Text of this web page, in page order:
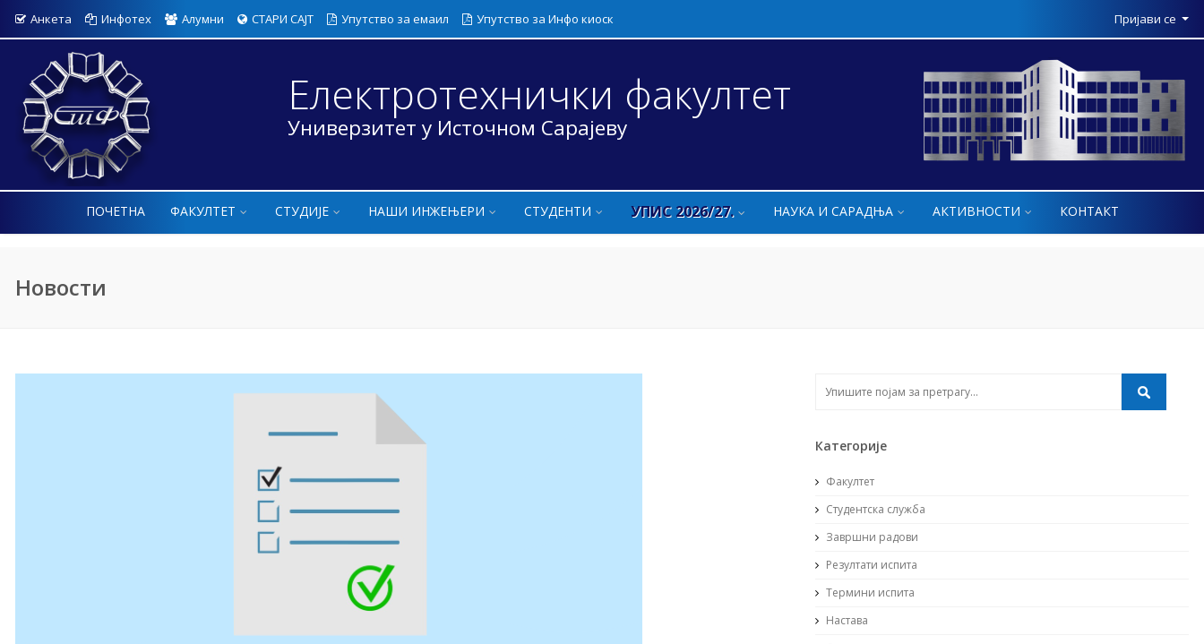
Анкета Инфотех Алумни СТАРИ САЈТ Упутство за емаил Упутство за Инфо киоск Пријави се
Електротехнички факултет
Универзитет у Источном Сарајеву
ПОЧЕТНА ФАКУЛТЕТ СТУДИЈЕ НАШИ ИНЖЕЊЕРИ СТУДЕНТИ УПИС 2026/27. НАУКА И САРАДЊА АКТИВНОСТИ КОНТАКТ
Новости
Категорије
Факултет
Студентска служба
Завршни радови
Резултати испита
Термини испита
Настава